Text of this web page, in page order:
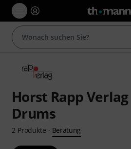
Horst Rapp
Drums
2 Produkte · Beratung